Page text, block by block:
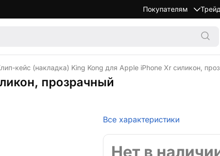
Покупателям
кейс (накладка) King Kong для Apple iPhone Xr силикон,
прозрачный
Все характеристики
Нет в